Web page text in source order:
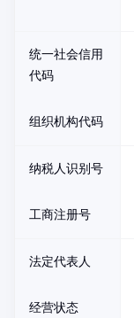
统一社会信用
代码
组织机构代码
纳税人识别号
工商注册号
法定代表人
经营状态